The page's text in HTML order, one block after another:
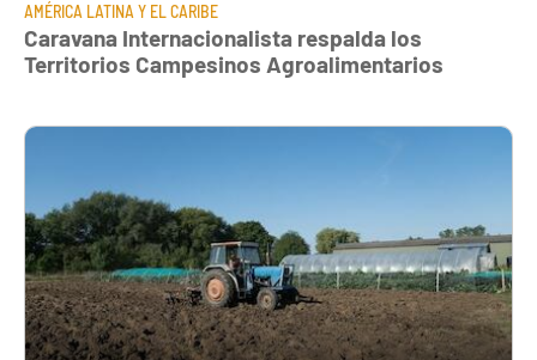
AMÉRICA LATINA Y EL CARIBE
Caravana Internacionalista respalda los
Territorios Campesinos Agroalimentarios